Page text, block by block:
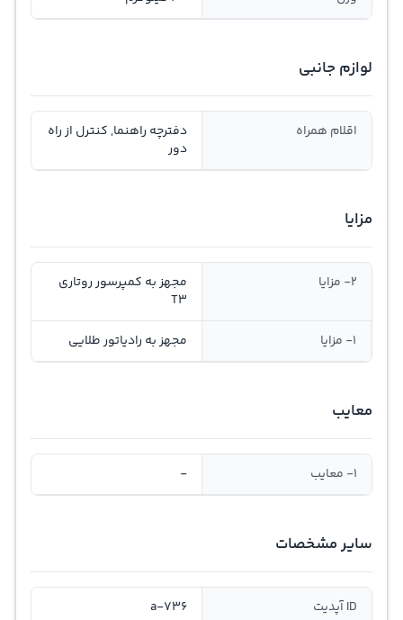
لوازم جانبی
اقلام همراه
دفترچه راهنما, کنترل از راه
دور
مزایا
2- مزایا
مجهز به کمپرسور روتاری
T3
1- مزایا مجهز به رادیاتور طلایی
معایب
1- معایب -
سایر مشخصات
ID آپدیت a-736